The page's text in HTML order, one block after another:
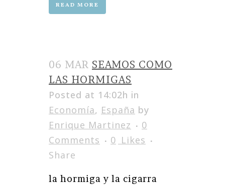
READ MORE
06 MAR SEAMOS COMO
LAS HORMIGAS
Posted at 14:02h in
Economía, España by
Enrique Martinez
0
Comments
0 Likes
Share
la hormiga y la cigarra